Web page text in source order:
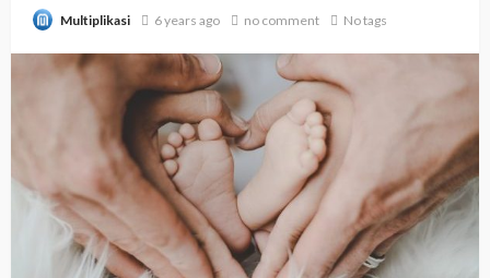
Multiplikasi 6 years ago no comment No tags